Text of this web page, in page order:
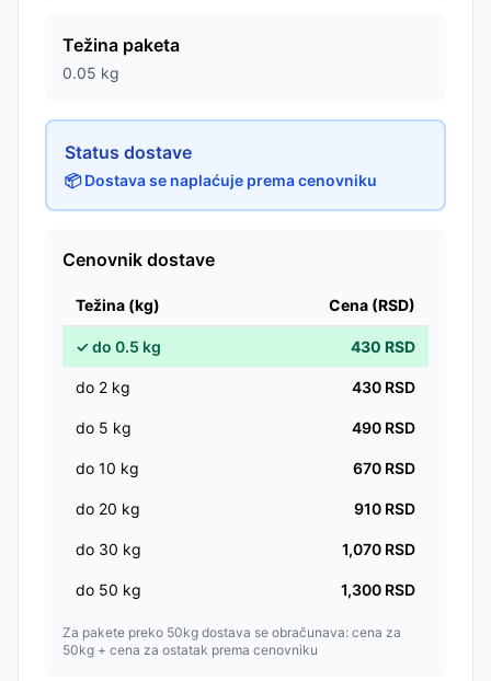
Težina paketa
0.05 kg
Status dostave
📦 Dostava se naplaćuje prema cenovniku
Cenovnik dostave
Težina (kg) Cena (RSD)
✓do 0.5 kg 430 RSD
do 2 kg 430 RSD
do 5 kg 490 RSD
do 10 kg 670 RSD
do 20 kg 910 RSD
do 30 kg 1,070 RSD
do 50 kg 1,300 RSD
Za pakete preko 50kg dostava se obračunava: cena za
50kg + cena za ostatak prema cenovniku